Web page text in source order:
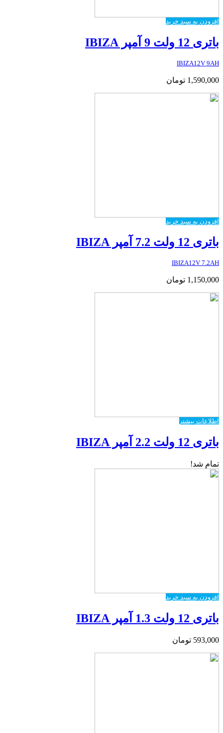
افزودن به سبد خرید
باتری 12 ولت 9 آمپر IBIZA
IBIZA12V 9AH
1,590,000 تومان
افزودن به سبد خرید
باتری 12 ولت 7.2 آمپر IBIZA
IBIZA12V 7.2AH
1,150,000 تومان
اطلاعات بیشتر
باتری 12 ولت 2.2 آمپر IBIZA
تمام شد!
افزودن به سبد خرید
باتری 12 ولت 1.3 آمپر IBIZA
593,000 تومان